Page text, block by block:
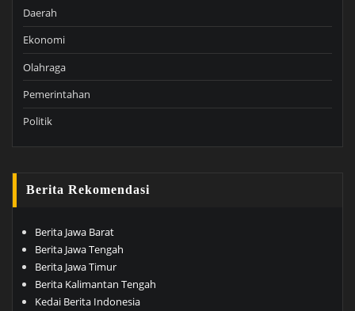
Daerah
Ekonomi
Olahraga
Pemerintahan
Politik
Berita Rekomendasi
Berita Jawa Barat
Berita Jawa Tengah
Berita Jawa Timur
Berita Kalimantan Tengah
Kedai Berita Indonesia